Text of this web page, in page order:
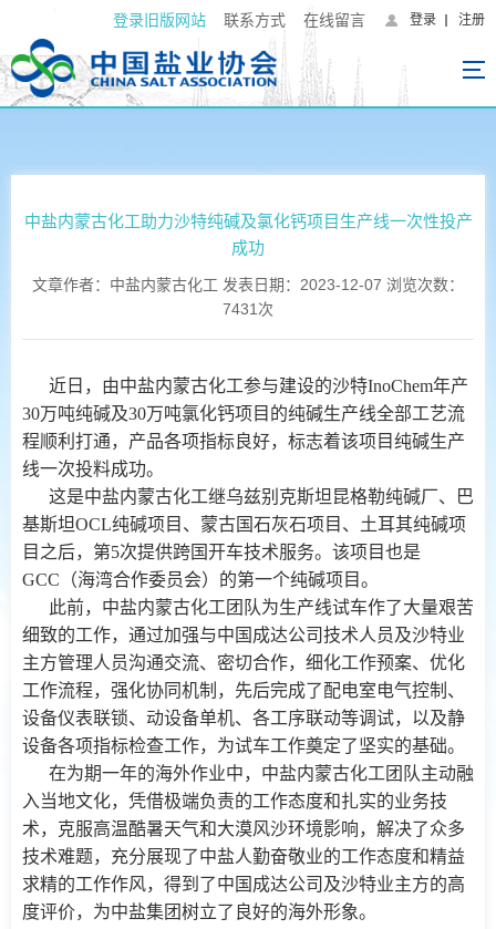
登录旧版网站 联系方式 在线留言 登录 注册
中盐内蒙古化工助力沙特纯碱及氯化钙项目生产线一次性投产
成功
文章作者：中盐内蒙古化工 发表日期：2023-12-07 浏览次数：
7431次
近日，由中盐内蒙古化工参与建设的沙特InoChem年产
30万吨纯碱及30万吨氯化钙项目的纯碱生产线全部工艺流
程顺利打通，产品各项指标良好，标志着该项目纯碱生产
线一次投料成功。
这是中盐内蒙古化工继乌兹别克斯坦昆格勒纯碱厂、巴
基斯坦OCL纯碱项目、蒙古国石灰石项目、土耳其纯碱项
目之后，第5次提供跨国开车技术服务。该项目也是
GCC（海湾合作委员会）的第一个纯碱项目。
此前，中盐内蒙古化工团队为生产线试车作了大量艰苦
细致的工作，通过加强与中国成达公司技术人员及沙特业
主方管理人员沟通交流、密切合作，细化工作预案、优化
工作流程，强化协同机制，先后完成了配电室电气控制、
设备仪表联锁、动设备单机、各工序联动等调试，以及静
设备各项指标检查工作，为试车工作奠定了坚实的基础。
在为期一年的海外作业中，中盐内蒙古化工团队主动融
入当地文化，凭借极端负责的工作态度和扎实的业务技
术，克服高温酷暑天气和大漠风沙环境影响，解决了众多
技术难题，充分展现了中盐人勤奋敬业的工作态度和精益
求精的工作作风，得到了中国成达公司及沙特业主方的高
度评价，为中盐集团树立了良好的海外形象。